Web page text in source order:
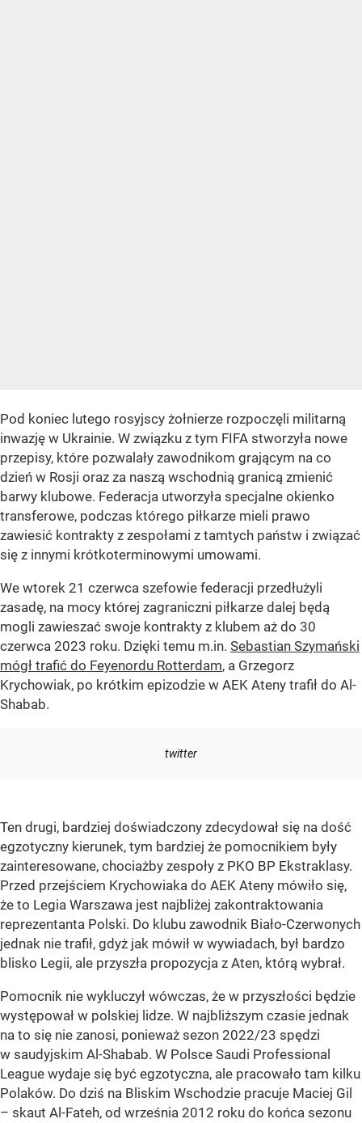
Pod koniec lutego rosyjscy żołnierze rozpoczęli militarną
inwazję w Ukrainie. W związku z tym FIFA stworzyła nowe
przepisy, które pozwalały zawodnikom grającym na co
dzień w Rosji oraz za naszą wschodnią granicą zmienić
barwy klubowe. Federacja utworzyła specjalne okienko
transferowe, podczas którego piłkarze mieli prawo
zawiesić kontrakty z zespołami z tamtych państw i związać
się z innymi krótkoterminowymi umowami.
We wtorek 21 czerwca szefowie federacji przedłużyli
zasadę, na mocy której zagraniczni piłkarze dalej będą
mogli zawieszać swoje kontrakty z klubem aż do 30
czerwca 2023 roku. Dzięki temu m.in. Sebastian Szymański
mógł trafić do Feyenordu Rotterdam, a Grzegorz
Krychowiak, po krótkim epizodzie w AEK Ateny trafił do Al-
Shabab.
twitter
Ten drugi, bardziej doświadczony zdecydował się na dość
egzotyczny kierunek, tym bardziej że pomocnikiem były
zainteresowane, chociażby zespoły z PKO BP Ekstraklasy.
Przed przejściem Krychowiaka do AEK Ateny mówiło się,
że to Legia Warszawa jest najbliżej zakontraktowania
reprezentanta Polski. Do klubu zawodnik Biało-Czerwonych
jednak nie trafił, gdyż jak mówił w wywiadach, był bardzo
blisko Legii, ale przyszła propozycja z Aten, którą wybrał.
Pomocnik nie wykluczył wówczas, że w przyszłości będzie
występował w polskiej lidze. W najbliższym czasie jednak
na to się nie zanosi, ponieważ sezon 2022/23 spędzi
w saudyjskim Al-Shabab. W Polsce Saudi Professional
League wydaje się być egzotyczna, ale pracowało tam kilku
Polaków. Do dziś na Bliskim Wschodzie pracuje Maciej Gil
– skaut Al-Fateh, od września 2012 roku do końca sezonu